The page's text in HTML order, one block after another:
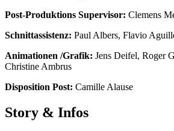
Post-Produktions Supervisor: Clemens
Schnittassistenz: Paul Albers, Flavio
Animationen /Grafik: Jens Deifel, Roger
Christine Ambrus
Disposition Post: Camille Alause
Story & Infos